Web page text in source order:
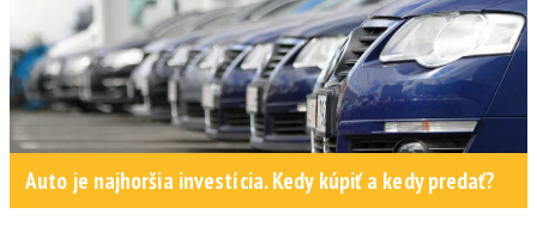
Auto je najhoršia investícia. Kedy kúpiť a kedy predať?